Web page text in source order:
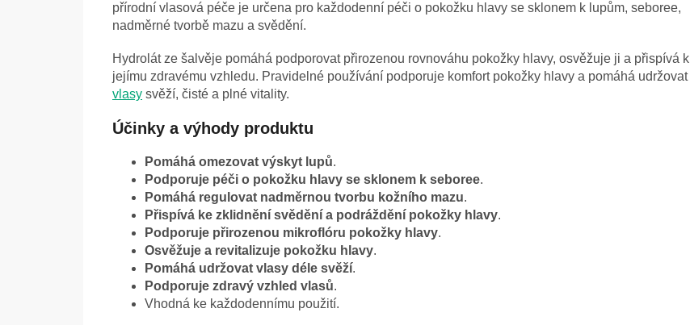
přírodní vlasová péče je určena pro každodenní péči o pokožku hlavy se sklonem k lupům, seboree,
nadměrné tvorbě mazu a svědění.
Hydrolát ze šalvěje pomáhá podporovat přirozenou rovnováhu pokožky hlavy, osvěžuje ji a přispívá k
jejímu zdravému vzhledu. Pravidelné používání podporuje komfort pokožky hlavy a pomáhá udržovat
vlasy svěží, čisté a plné vitality.
Účinky a výhody produktu
Pomáhá omezovat výskyt lupů.
Podporuje péči o pokožku hlavy se sklonem k seboree.
Pomáhá regulovat nadměrnou tvorbu kožního mazu.
Přispívá ke zklidnění svědění a podráždění pokožky hlavy.
Podporuje přirozenou mikroflóru pokožky hlavy.
Osvěžuje a revitalizuje pokožku hlavy.
Pomáhá udržovat vlasy déle svěží.
Podporuje zdravý vzhled vlasů.
Vhodná ke každodennímu použití.